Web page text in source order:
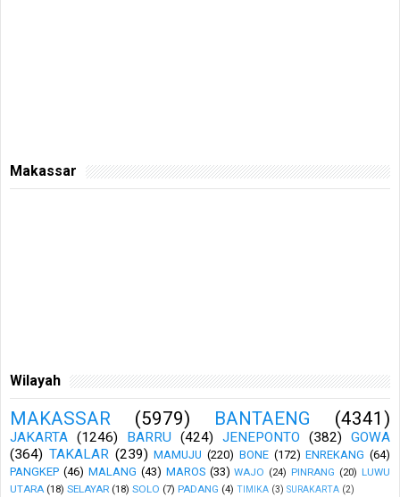
Makassar
Wilayah
MAKASSAR (5979) BANTAENG (4341)
JAKARTA (1246) BARRU (424) JENEPONTO (382)
GOWA
(364) TAKALAR (239) MAMUJU (220) BONE (172) ENREKANG (64)
PANGKEP (46) MALANG (43) MAROS (33) WAJO (24) PINRANG (20) LUWU
UTARA (18) SELAYAR (18) SOLO (7) PADANG (4) TIMIKA (3) SURAKARTA (2)